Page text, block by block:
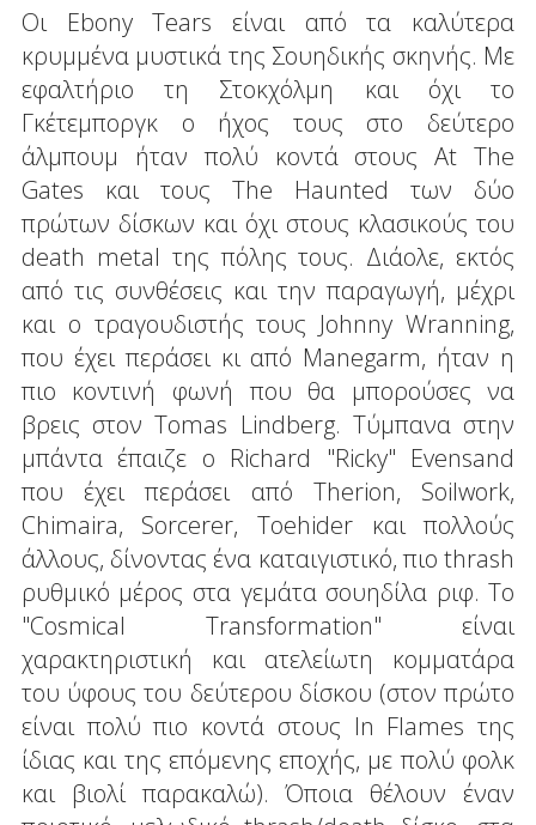
Οι Ebony Tears είναι από τα καλύτερα
κρυμμένα μυστικά της Σουηδικής σκηνής. Με
εφαλτήριο τη Στοκχόλμη και όχι το
Γκέτεμποργκ ο ήχος τους στο δεύτερο
άλμπουμ ήταν πολύ κοντά στους At The
Gates και τους The Haunted των δύο
πρώτων δίσκων και όχι στους κλασικούς του
death metal της πόλης τους. Διάολε, εκτός
από τις συνθέσεις και την παραγωγή, μέχρι
και ο τραγουδιστής τους Johnny Wranning,
που έχει περάσει κι από Manegarm, ήταν η
πιο κοντινή φωνή που θα μπορούσες να
βρεις στον Tomas Lindberg. Τύμπανα στην
μπάντα έπαιζε ο Richard "Ricky" Evensand
που έχει περάσει από Therion, Soilwork,
Chimaira, Sorcerer, Toehider και πολλούς
άλλους, δίνοντας ένα καταιγιστικό, πιο thrash
ρυθμικό μέρος στα γεμάτα σουηδίλα ριφ. Το
"Cosmical Transformation" είναι
χαρακτηριστική και ατελείωτη κομματάρα
του ύφους του δεύτερου δίσκου (στον πρώτο
είναι πολύ πιο κοντά στους In Flames της
ίδιας και της επόμενης εποχής, με πολύ φολκ
και βιολί παρακαλώ). Όποια θέλουν έναν